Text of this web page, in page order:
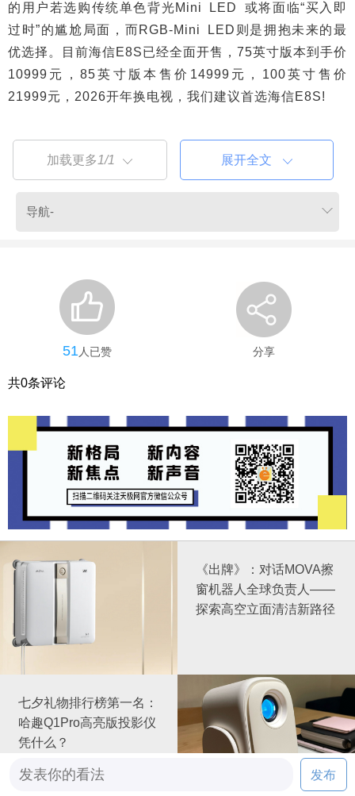
的用户若选购传统单色背光Mini LED 或将面临“买入即
过时”的尴尬局面，而RGB-Mini LED则是拥抱未来的最
优选择。目前海信E8S已经全面开售，75英寸版本到手价
10999元，85英寸版本售价14999元，100英寸售价
21999元，2026开年换电视，我们建议首选海信E8S!
加载更多 1/1 展开全文
51 人已赞 分享
共0条评论
《出牌》：对话MOVA擦
窗机器人全球负责人——
探索高空立面清洁新路径
七夕礼物排行榜第一名：
哈趣Q1Pro高亮版投影仪
凭什么？
发布